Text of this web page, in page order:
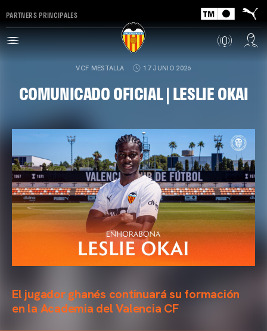
PARTNERS PRINCIPALES
VCF MESTALLA 17 JUNIO 2026
COMUNICADO OFICIAL | LESLIE OKAI
El jugador ghanés continuará su formación
en la Academia del Valencia CF